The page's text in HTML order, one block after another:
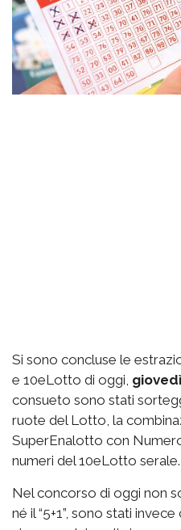
Si sono concluse le
e 10eLotto di oggi,
consueto sono stati
ruote del Lotto, la
SuperEnalotto con
numeri del 10eLotto serale.
Nel concorso di oggi non
né il “5+1”, sono stati